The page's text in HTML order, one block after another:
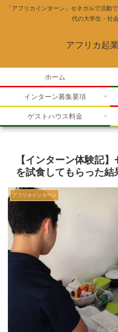
「アフリカインターン」セネガルで活動
代の大学生・社
アフリカ起
ホーム
インターン募集要項
ゲストハウス料金
【インターン体験記
を試食してもらった結
アフリカインターン